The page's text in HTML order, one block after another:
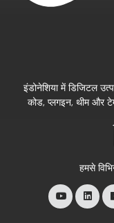
आधिकारिक
इंडोनेशिया में डिजिटल
कोड, प्लगइन, थीम और
हमसे